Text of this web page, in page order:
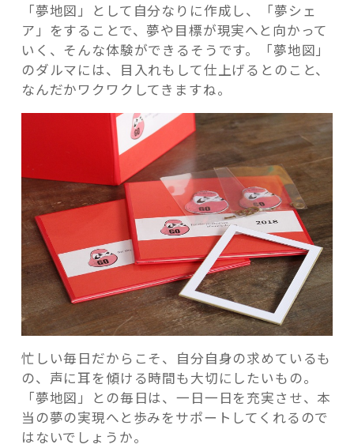
「夢地図」として自分なりに作成し、「夢シェ
ア」をすることで、夢や目標が現実へと向かって
いく、そんな体験ができるそうです。「夢地図」
のダルマには、目入れもして仕上げるとのこと、
なんだかワクワクしてきますね。
忙しい毎日だからこそ、自分自身の求めているも
の、声に耳を傾ける時間も大切にしたいもの。
「夢地図」との毎日は、一日一日を充実させ、本
当の夢の実現へと歩みをサポートしてくれるので
はないでしょうか。